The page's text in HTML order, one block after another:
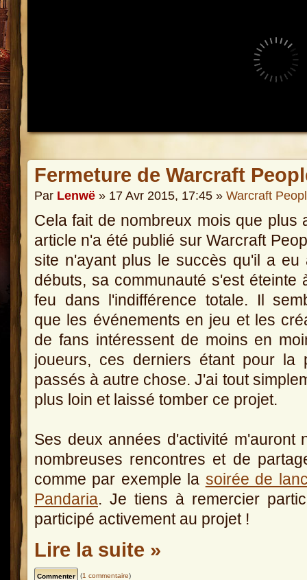
Fermeture de Warcraft
Par Lenwë » 17 Avr 2015, 17:45 » Warcraft
Cela fait de nombreux mois que plus
article n'a été publié sur Warcraft
site n'ayant plus le succès qu'il a eu
débuts, sa communauté s'est éteinte
feu dans l'indifférence totale. Il
que les événements en jeu et les
de fans intéressent de moins en
joueurs, ces derniers étant pour la
passés à autre chose. J'ai tout
plus loin et laissé tomber ce projet.
Ses deux années d'activité m'auront
nombreuses rencontres et de
comme par exemple la soirée de
Pandaria. Je tiens à remercier
participé activement au projet !
Lire la suite »
(1 commentaire)